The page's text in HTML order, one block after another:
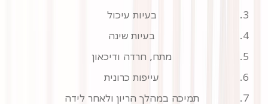
בעיות עיכול
בעיות שינה
מתח, חרדה ודיכאון
עייפות כרונית
תמיכה במהלך הריון ולאחר לידה